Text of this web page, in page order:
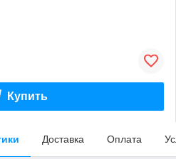
Купить
Доставка Оплата